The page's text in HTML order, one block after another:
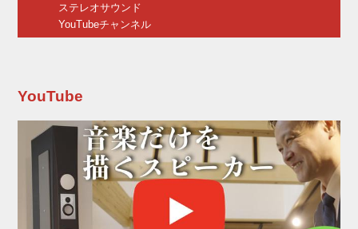
ステレオサウンド
YouTubeチャンネル
YouTube